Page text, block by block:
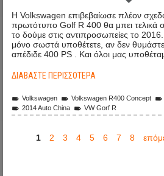
H Volkswagen επιβεβαίωσε πλέον
πρωτότυπο Golf R 400 θα μπει τελικά
το δούμε στις αντιπροσωπείες το
μόνο σωστά υποθέτετε, αν δεν
απέδιδε 400 PS . Και όλοι μας
ΔΙΑΒΆΣΤΕ ΠΕΡΙΣΣΌΤΕΡΑ
Volkswagen Volkswagen R400 Concept
2014 Auto China
VW Gorf R
1 2 3 4 5 6 7 8